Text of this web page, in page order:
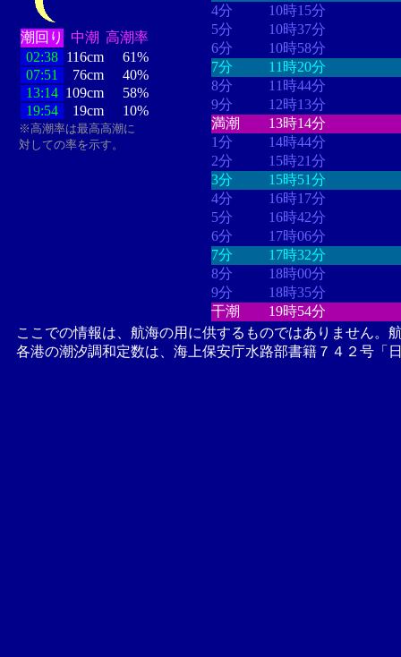
潮回り 中潮 高潮率
02:38 116cm
61%
07:51
76cm
40%
13:14 109cm
58%
19:54
19cm 10%
※高潮率は最高高潮に
対しての率を示す。
4分
10時15分
5分
10時37分
6分
10時58分
7分
11時20分
8分
11時44分
9分
12時13分
満潮
13時14分
1分
14時44分
2分
15時21分
3分
15時51分
4分
16時17分
5分
16時42分
6分
17時06分
7分
17時32分
8分
18時00分
9分
18時35分
干潮
19時54分
ここでの情報は、航海の用に供するものではありません。
各港の潮汐調和定数は、海上保安庁水路部書籍７４２号「